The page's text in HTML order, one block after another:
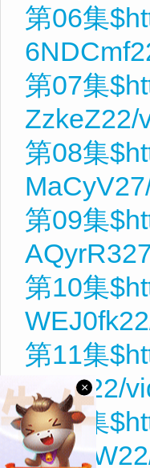
第06集
第07集
ZzkeZ22/
第08集
第09集
第10集
第11集
iN97j22/
第12集
×